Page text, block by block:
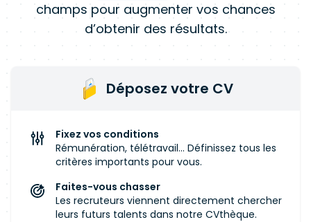
champs pour augmenter vos chances
d’obtenir des résultats.
Déposez votre CV
Fixez vos conditions
Rémunération, télétravail... Définissez tous les
critères importants pour vous.
Faites-vous chasser
Les recruteurs viennent directement chercher
leurs futurs talents dans notre CVthèque.